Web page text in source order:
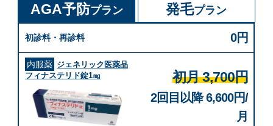
AGA予防プラン 発毛プラン
初診料・再診料 0円
内服薬 ジェネリック医薬品
フィナステリド錠1㎎
初月 3,700円
2回目以降 6,600円/
月